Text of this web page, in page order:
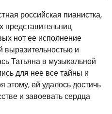
российская пианистка,
представительниц
нот ее исполнение
выразительностью и
Татьяна в музыкальной
для нее все тайны и
этому, ей удалось достичь
и завоевать сердца